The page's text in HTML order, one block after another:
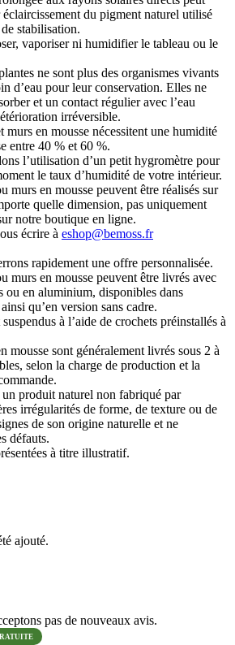
du pigment naturel utilisé
stabilisation.
vaporiser ni humidifier le tableau ou le
ne sont plus des organismes vivants
d’eau pour leur conservation. Elles ne
et un contact régulier avec l’eau
irréversible.
en mousse nécessitent une humidité
entre 40 % et 60 %.
l’utilisation d’un petit hygromètre pour
le taux d’humidité de votre intérieur.
murs en mousse peuvent être réalisés sur
quelle dimension, pas uniquement
notre boutique en ligne.
écrire à eshop@bemoss.fr
rapidement une offre personnalisée.
murs en mousse peuvent être livrés avec
ou en aluminium, disponibles dans
qu’en version sans cadre.
à l’aide de crochets préinstallés à
mousse sont généralement livrés sous 2 à
selon la charge de production et la
produit naturel non fabriqué par
irrégularités de forme, de texture ou de
de son origine naturelle et ne
défauts.
à titre illustratif.
ajouté.
pas de nouveaux avis.